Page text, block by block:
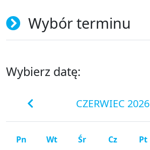
Wybór terminu
Wybierz datę:
CZERWIEC 2026
Pn Wt Śr Cz Pt